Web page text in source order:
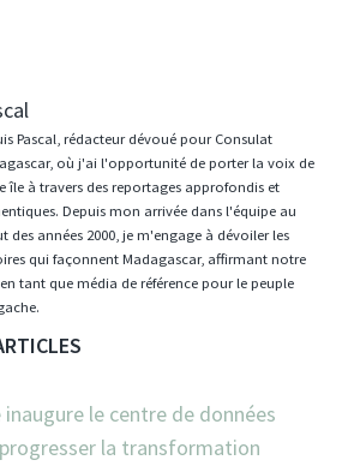
Pascal, rédacteur dévoué pour Consulat
où j'ai l'opportunité de porter la voix de
île à travers des reportages approfondis et
Depuis mon arrivée dans l'équipe au
des années 2000, je m'engage à dévoiler les
qui façonnent Madagascar, affirmant notre
tant que média de référence pour le peuple
le centre de données
la transformation